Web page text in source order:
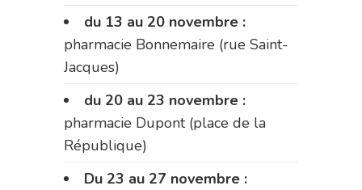
du 13 au 20 novembre :
pharmacie Bonnemaire (rue Saint-
Jacques)
du 20 au 23 novembre :
pharmacie Dupont (place de la
République)
Du 23 au 27 novembre :